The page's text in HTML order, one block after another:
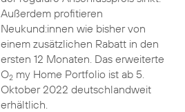
Außerdem profitieren
Neukund:innen wie bisher von
einem zusätzlichen Rabatt in den
ersten 12 Monaten. Das erweiterte
O2my Home Portfolio ist ab 5.
Oktober 2022 deutschlandweit
erhältlich.